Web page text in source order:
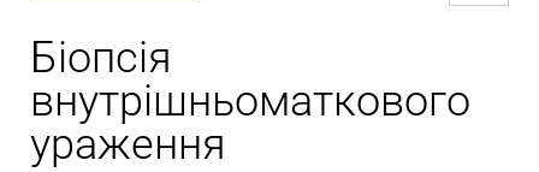
Біопсія
внутрішньоматкового
ураження